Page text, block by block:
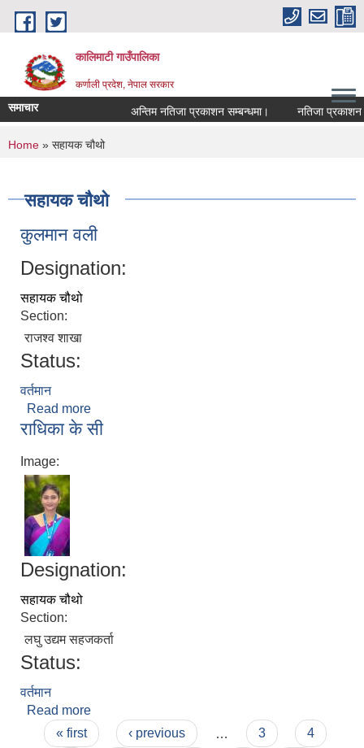
Skip to main content
कालिमाटी गाउँपालिका
कर्णाली प्रदेश, नेपाल सरकार
समाचार अन्तिम नतिजा प्रकाशन सम्बन्धमा। नतिजा प्रकाशन
You are here
Home » सहायक चौथो
सहायक चौथो
कुलमान वली
Designation:
सहायक चौथो
Section:
राजश्व शाखा
Status:
वर्तमान
Read more
राधिका के सी
Image:
Designation:
सहायक चौथो
Section:
लघु उद्यम सहजकर्ता
Status:
वर्तमान
Read more
Pages
« first ‹ previous 3
4